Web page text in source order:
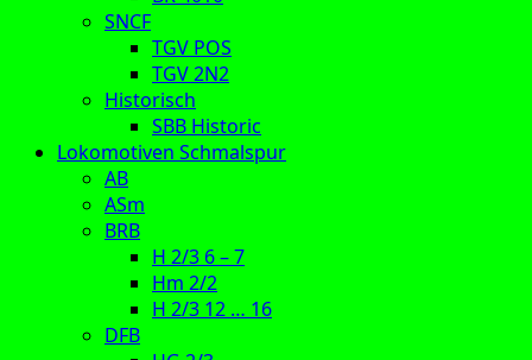
SNCF
TGV POS
TGV 2N2
Historisch
SBB Historic
Lokomotiven Schmalspur
AB
ASm
BRB
H 2/3 6 – 7
Hm 2/2
H 2/3 12 … 16
DFB